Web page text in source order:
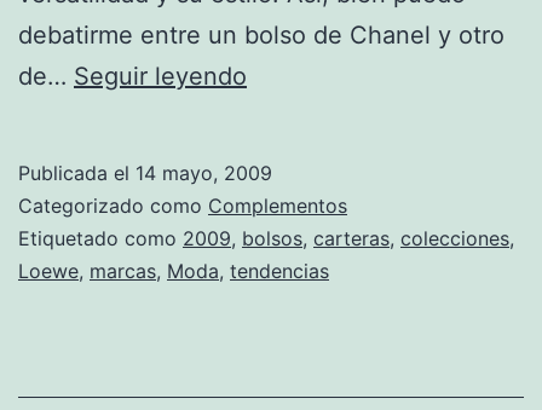
debatirme entre un bolso de Chanel y otro
de… Seguir leyendo
icono
está
de
Publicada el 14 mayo, 2009
Categorizado como Complementos
Etiquetado como 2009, bolsos, carteras, colecciones,
Loewe, marcas, Moda, tendencias